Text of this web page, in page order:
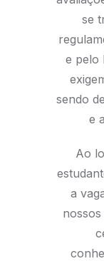
se
e pelo
sendo
e
Ao
a